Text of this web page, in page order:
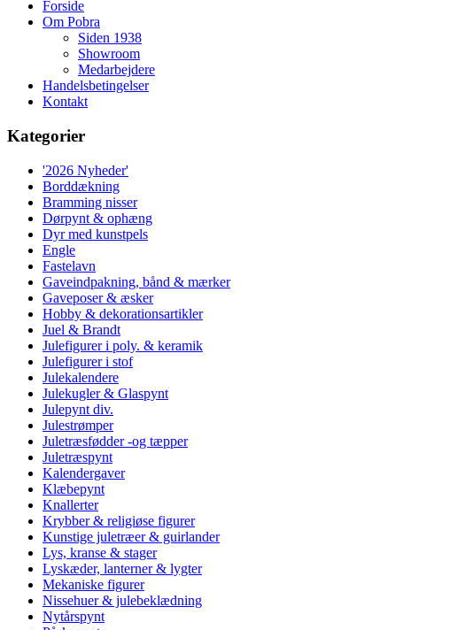
Forside
Om Pobra
Siden 1938
Showroom
Medarbejdere
Handelsbetingelser
Kontakt
Kategorier
'2026 Nyheder'
Borddækning
Bramming nisser
Dørpynt & ophæng
Dyr med kunstpels
Engle
Fastelavn
Gaveindpakning, bånd & mærker
Gaveposer & æsker
Hobby & dekorationsartikler
Juel & Brandt
Julefigurer i poly. & keramik
Julefigurer i stof
Julekalendere
Julekugler & Glaspynt
Julepynt div.
Julestrømper
Juletræsfødder -og tæpper
Juletræspynt
Kalendergaver
Klæbepynt
Knallerter
Krybber & religiøse figurer
Kunstige juletræer & guirlander
Lys, kranse & stager
Lyskæder, lanterner & lygter
Mekaniske figurer
Nissehuer & julebeklædning
Nytårspynt